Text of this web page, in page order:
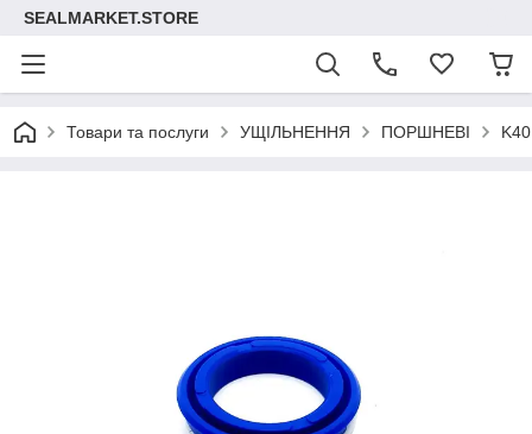
SEALMARKET.STORE
Товари та послуги УЩІЛЬНЕННЯ ПОРШНЕВІ